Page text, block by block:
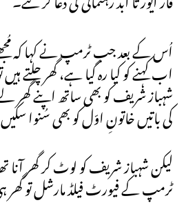
اُس کے بعد جب ٹرمپ نے کہا کہ
اب کہنے کو کیا رہ گیا ہے، گھر چلتے
شہباز شریف کو بھی ساتھ اپنے گھر
کی باتیں خاتونِ اوّل کو بھی سُنوا
لیکن شہباز شریف کو لوٹ کر گھر آنا
ٹرمپ کے فیورٹ فیلڈ مارشل تو گھر